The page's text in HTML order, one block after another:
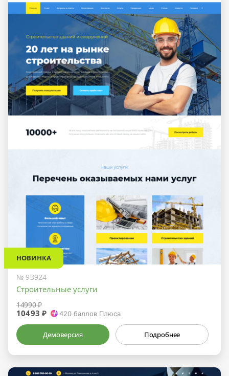
НОВИНКА
№ 93924
Строительные услуги
14990 ₽
10493 ₽ 420 баллов Плюса
Демоверсия Подробнее